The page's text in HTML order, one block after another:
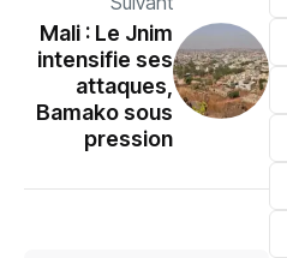
Mali : Le Jnim
intensifie ses
attaques,
Bamako sous
pression